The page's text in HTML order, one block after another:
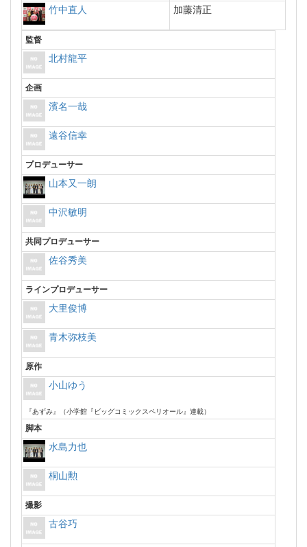
竹中直人 加藤清正
監督
北村龍平
企画
濱名一哉
遠谷信幸
プロデューサー
山本又一朗
中沢敏明
共同プロデューサー
佐谷秀美
ラインプロデューサー
大里俊博
青木弥枝美
原作
小山ゆう
『あずみ』（小学館『ビッグコミックスペリオール』連載）
脚本
水島力也
桐山勲
撮影
古谷巧